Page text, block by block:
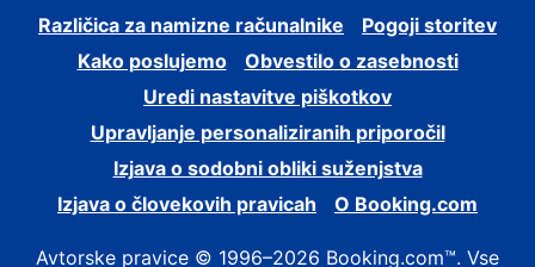
Različica za namizne računalnike
Pogoji storitev
Kako poslujemo
Obvestilo o zasebnosti
Uredi nastavitve piškotkov
Upravljanje personaliziranih priporočil
Izjava o sodobni obliki suženjstva
Izjava o človekovih pravicah
O Booking.com
Avtorske pravice © 1996–2026 Booking.com™. Vse